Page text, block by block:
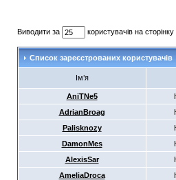
Виводити за користувачів на
Список зареєстрованих користувачів
Ім’я
AniTNe5
AdrianBroag
Palisknozy
DamonMes
AlexisSar
AmeliaDroca